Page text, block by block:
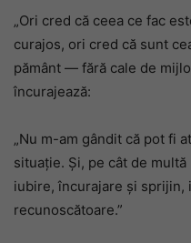
„Ori cred că ceea ce fac
curajos, ori cred că sunt
pământ — fără cale de
încurajează:
„Nu m-am gândit că pot fi
situație. Și, pe cât de
iubire, încurajare și sprijin,
recunoscătoare.”